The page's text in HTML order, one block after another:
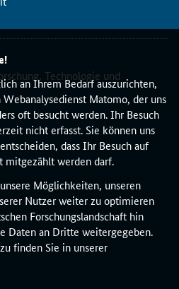
an Ihrem Bedarf auszurichten,
Matomo, der uns
oft besucht werden. Ihr Besuch
nicht erfasst. Sie können uns
dass Ihr Besuch auf
mitgezählt werden darf.
Möglichkeiten, unseren
Nutzer weiter zu optimieren
Forschungslandschaft hin
Daten an Dritte weitergegeben.
finden Sie in unserer
Technologie und